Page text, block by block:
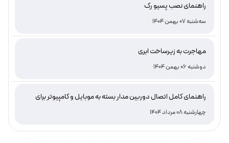
راهنمای نصب پسیو رک
سه‌شنبه 07 بهمن 1404
مهاجرت به زیرساخت ابری
دوشنبه 06 بهمن 1404
راهنمای کامل اتصال دوربین مدار بسته به موبایل و کامپیوتر برای
نظارت هوشمند و امن
چهارشنبه 08 مرداد 1404